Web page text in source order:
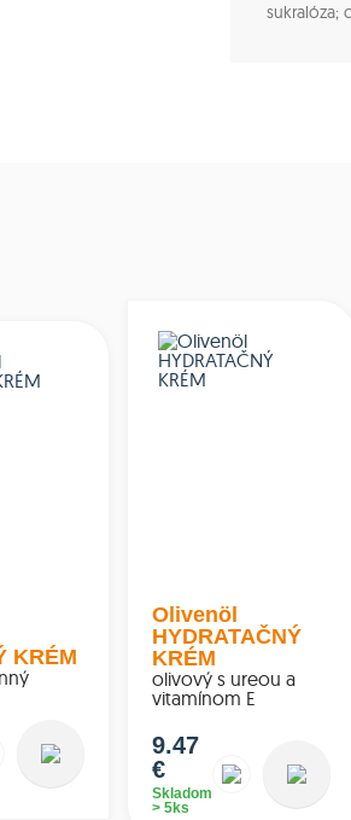
sukralóza;
KRÉM
Olivenöl
HYDRATAČNÝ
KRÉM
olivový s ureou a
vitamínom E
9.47
€
Skladom
> 5ks